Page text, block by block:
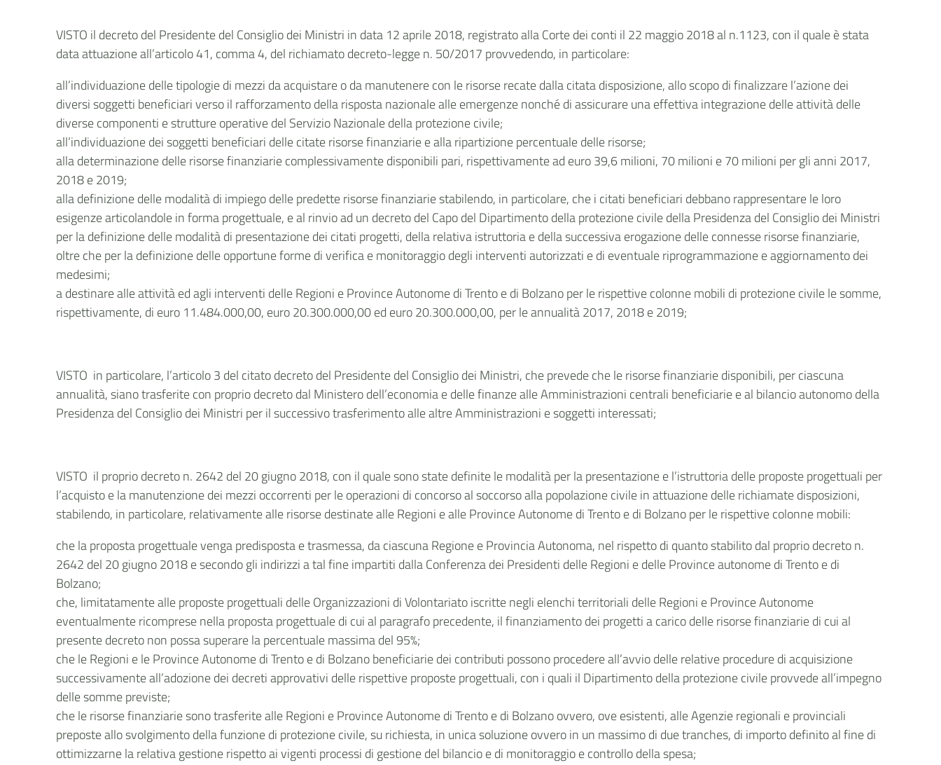
VISTO il decreto del Presidente del Consiglio dei Ministri in data 12 aprile 2018, registrato alla Corte dei conti il 22 maggio 2018 al n.1123, con il quale è stata
data attuazione all’articolo 41, comma 4, del richiamato decreto-legge n. 50/2017 provvedendo, in particolare:
all’individuazione delle tipologie di mezzi da acquistare o da manutenere con le risorse recate dalla citata disposizione, allo scopo di finalizzare l’azione dei
diversi soggetti beneficiari verso il rafforzamento della risposta nazionale alle emergenze nonché di assicurare una effettiva integrazione delle attività delle
diverse componenti e strutture operative del Servizio Nazionale della protezione civile;
all’individuazione dei soggetti beneficiari delle citate risorse finanziarie e alla ripartizione percentuale delle risorse;
alla determinazione delle risorse finanziarie complessivamente disponibili pari, rispettivamente ad euro 39,6 milioni, 70 milioni e 70 milioni per gli anni 2017,
2018 e 2019;
alla definizione delle modalità di impiego delle predette risorse finanziarie stabilendo, in particolare, che i citati beneficiari debbano rappresentare le loro
esigenze articolandole in forma progettuale, e al rinvio ad un decreto del Capo del Dipartimento della protezione civile della Presidenza del Consiglio dei Ministri
per la definizione delle modalità di presentazione dei citati progetti, della relativa istruttoria e della successiva erogazione delle connesse risorse finanziarie,
oltre che per la definizione delle opportune forme di verifica e monitoraggio degli interventi autorizzati e di eventuale riprogrammazione e aggiornamento dei
medesimi;
a destinare alle attività ed agli interventi delle Regioni e Province Autonome di Trento e di Bolzano per le rispettive colonne mobili di protezione civile le somme,
rispettivamente, di euro 11.484.000,00, euro 20.300.000,00 ed euro 20.300.000,00, per le annualità 2017, 2018 e 2019;
VISTO in particolare, l’articolo 3 del citato decreto del Presidente del Consiglio dei Ministri, che prevede che le risorse finanziarie disponibili, per ciascuna
annualità, siano trasferite con proprio decreto dal Ministero dell’economia e delle finanze alle Amministrazioni centrali beneficiarie e al bilancio autonomo della
Presidenza del Consiglio dei Ministri per il successivo trasferimento alle altre Amministrazioni e soggetti interessati;
VISTO il proprio decreto n. 2642 del 20 giugno 2018, con il quale sono state definite le modalità per la presentazione e l’istruttoria delle proposte progettuali per
l’acquisto e la manutenzione dei mezzi occorrenti per le operazioni di concorso al soccorso alla popolazione civile in attuazione delle richiamate disposizioni,
stabilendo, in particolare, relativamente alle risorse destinate alle Regioni e alle Province Autonome di Trento e di Bolzano per le rispettive colonne mobili:
che la proposta progettuale venga predisposta e trasmessa, da ciascuna Regione e Provincia Autonoma, nel rispetto di quanto stabilito dal proprio decreto n.
2642 del 20 giugno 2018 e secondo gli indirizzi a tal fine impartiti dalla Conferenza dei Presidenti delle Regioni e delle Province autonome di Trento e di
Bolzano;
che, limitatamente alle proposte progettuali delle Organizzazioni di Volontariato iscritte negli elenchi territoriali delle Regioni e Province Autonome
eventualmente ricomprese nella proposta progettuale di cui al paragrafo precedente, il finanziamento dei progetti a carico delle risorse finanziarie di cui al
presente decreto non possa superare la percentuale massima del 95%;
che le Regioni e le Province Autonome di Trento e di Bolzano beneficiarie dei contributi possono procedere all’avvio delle relative procedure di acquisizione
successivamente all’adozione dei decreti approvativi delle rispettive proposte progettuali, con i quali il Dipartimento della protezione civile provvede all’impegno
delle somme previste;
che le risorse finanziarie sono trasferite alle Regioni e Province Autonome di Trento e di Bolzano ovvero, ove esistenti, alle Agenzie regionali e provinciali
preposte allo svolgimento della funzione di protezione civile, su richiesta, in unica soluzione ovvero in un massimo di due tranches, di importo definito al fine di
ottimizzarne la relativa gestione rispetto ai vigenti processi di gestione del bilancio e di monitoraggio e controllo della spesa;